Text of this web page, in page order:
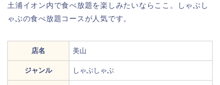
土浦イオン内で食べ放題を楽しみたいならここ。しゃぶし
ゃぶの食べ放題コースが人気です。
店名 美山
ジャンル しゃぶしゃぶ